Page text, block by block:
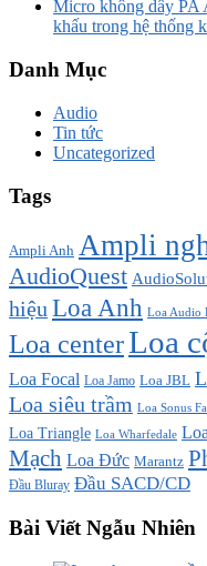
Micro không dây PA
khấu trong hệ thống
Danh Mục
Audio
Tin tức
Uncategorized
Tags
Ampli Anh Ampli
AudioQuest
hiệu Loa Anh Loa Audio
Loa centerLoa
Loa Focal Loa Jamo Loa JBL
Loa siêu trầm Loa Sonus
Loa Triangle Loa Wharfedale
Mạch Loa Đức Marantz
Đầu Bluray Đầu SACD/CD
Bài Viết Ngẫu Nhiên